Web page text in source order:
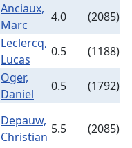
Anciaux,
Marc
4.0 (2085)
Leclercq,
Lucas
0.5 (1188)
Oger,
Daniel
0.5 (1792)
Depauw,
Christian
5.5 (2085)